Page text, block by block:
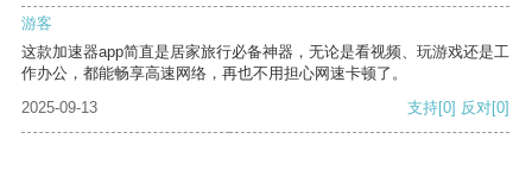
游客
这款加速器app简直是居家旅行必备神器，无论是看视频、玩游戏还是工
作办公，都能畅享高速网络，再也不用担心网速卡顿了。
2025-09-13
支持[0] 反对[0]